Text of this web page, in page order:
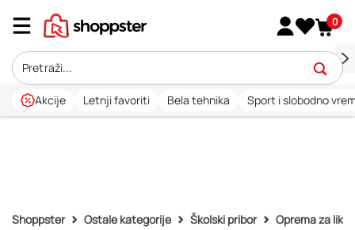
0
Akcije Letnji favoriti Bela tehnika Sport i slobodno
Shoppster Ostale kategorije Školski pribor Oprema za